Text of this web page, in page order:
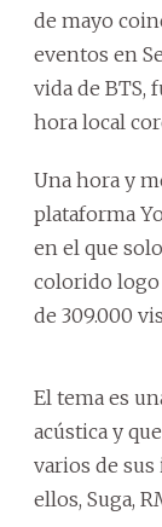
de mayo
eventos en
vida de BTS,
hora local
Una hora y
plataforma
en el que
colorido logo
de 309.000
El tema es
acústica y
varios de
ellos, Suga,